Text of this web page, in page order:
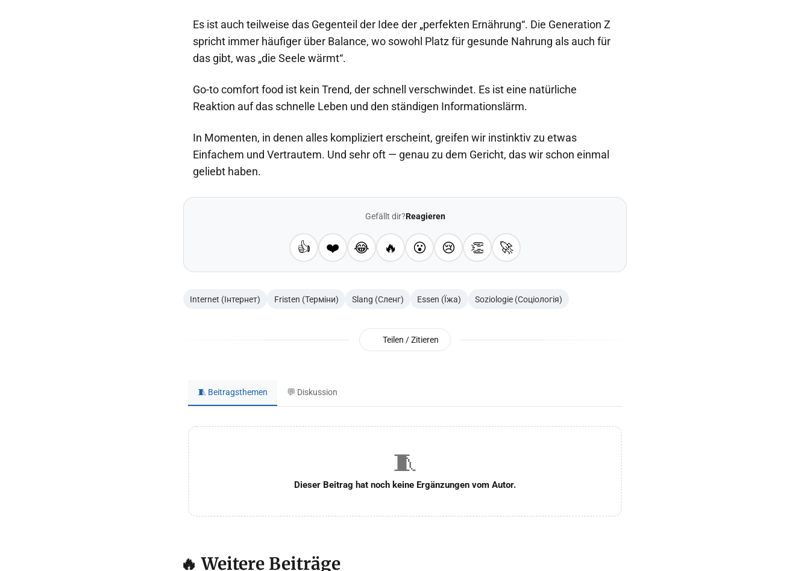
Es ist auch teilweise das Gegenteil der Idee der „perfekten Ernährung“. Die Generation Z
spricht immer häufiger über Balance, wo sowohl Platz für gesunde Nahrung als auch für
das gibt, was „die Seele wärmt“.
Go-to comfort food ist kein Trend, der schnell verschwindet. Es ist eine natürliche
Reaktion auf das schnelle Leben und den ständigen Informationslärm.
In Momenten, in denen alles kompliziert erscheint, greifen wir instinktiv zu etwas
Einfachem und Vertrautem. Und sehr oft — genau zu dem Gericht, das wir schon einmal
geliebt haben.
Gefällt dir?Reagieren
👍 ❤️ 😂 🔥 😮 😢 👏 🚀
Internet (Інтернет) Fristen (Терміни) Slang (Сленг) Essen (Їжа) Soziologie (Соціологія)
Teilen / Zitieren
🧵 Beitragsthemen 💬 Diskussion
🧵
Dieser Beitrag hat noch keine Ergänzungen vom Autor.
🔥 Weitere Beiträge